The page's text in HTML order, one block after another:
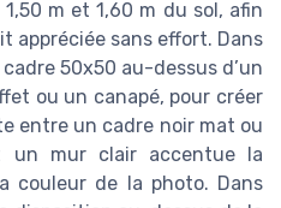
m et 1,60 m du sol, afin
appréciée sans effort. Dans
50x50 au-dessus d’un
ou un canapé, pour créer
entre un cadre noir mat ou
un mur clair accentue la
couleur de la photo. Dans